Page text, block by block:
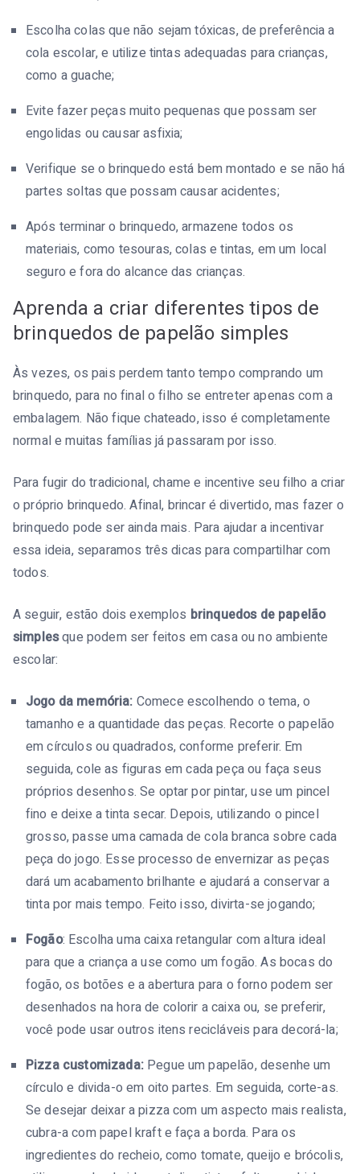
Escolha colas que não sejam tóxicas, de preferência a
cola escolar, e utilize tintas adequadas para crianças,
como a guache;
Evite fazer peças muito pequenas que possam ser
engolidas ou causar asfixia;
Verifique se o brinquedo está bem montado e se não há
partes soltas que possam causar acidentes;
Após terminar o brinquedo, armazene todos os
materiais, como tesouras, colas e tintas, em um local
seguro e fora do alcance das crianças.
Aprenda a criar diferentes tipos de
brinquedos de papelão simples
Às vezes, os pais perdem tanto tempo comprando um
brinquedo, para no final o filho se entreter apenas com a
embalagem. Não fique chateado, isso é completamente
normal e muitas famílias já passaram por isso.
Para fugir do tradicional, chame e incentive seu filho a criar
o próprio brinquedo. Afinal, brincar é divertido, mas fazer o
brinquedo pode ser ainda mais. Para ajudar a incentivar
essa ideia, separamos três dicas para compartilhar com
todos.
A seguir, estão dois exemplos brinquedos de papelão
simplesque podem ser feitos em casa ou no ambiente
escolar:
Jogo da memória: Comece escolhendo o tema, o
tamanho e a quantidade das peças. Recorte o papelão
em círculos ou quadrados, conforme preferir. Em
seguida, cole as figuras em cada peça ou faça seus
próprios desenhos. Se optar por pintar, use um pincel
fino e deixe a tinta secar. Depois, utilizando o pincel
grosso, passe uma camada de cola branca sobre cada
peça do jogo. Esse processo de envernizar as peças
dará um acabamento brilhante e ajudará a conservar a
tinta por mais tempo. Feito isso, divirta-se jogando;
Fogão: Escolha uma caixa retangular com altura ideal
para que a criança a use como um fogão. As bocas do
fogão, os botões e a abertura para o forno podem ser
desenhados na hora de colorir a caixa ou, se preferir,
você pode usar outros itens recicláveis para decorá-la;
Pizza customizada: Pegue um papelão, desenhe um
círculo e divida-o em oito partes. Em seguida, corte-as.
Se desejar deixar a pizza com um aspecto mais realista,
cubra-a com papel kraft e faça a borda. Para os
ingredientes do recheio, como tomate, queijo e brócolis,